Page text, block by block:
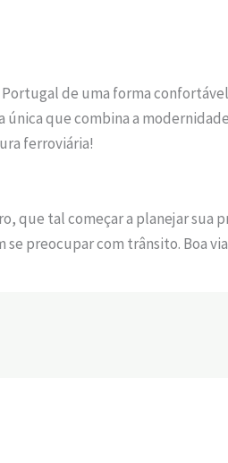
de uma forma
que combina a
ferroviária!
que tal começar a planejar sua
preocupar com trânsito. Boa